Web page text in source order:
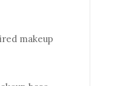
makeup